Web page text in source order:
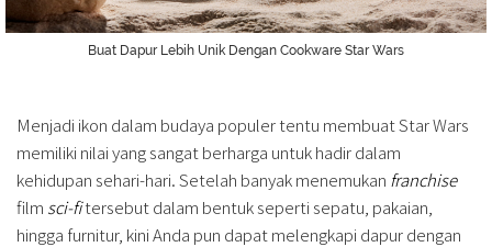
Buat Dapur Lebih Unik Dengan Cookware Star Wars
Menjadi ikon dalam budaya populer tentu membuat Star Wars
memiliki nilai yang sangat berharga untuk hadir dalam
kehidupan sehari-hari. Setelah banyak menemukan franchise
film sci-fitersebut dalam bentuk seperti sepatu, pakaian,
hingga furnitur, kini Anda pun dapat melengkapi dapur dengan